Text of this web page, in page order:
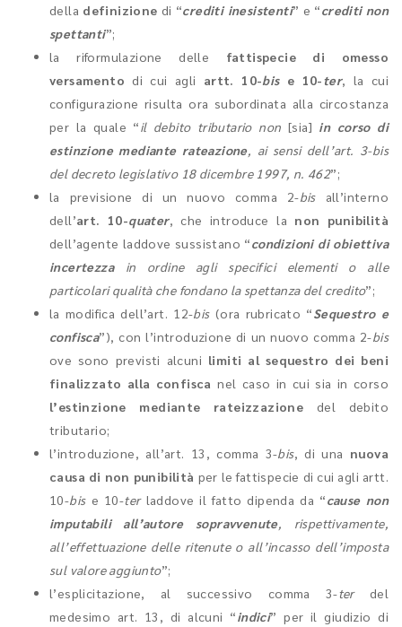
della definizione di “crediti inesistenti” e “crediti non
spettanti”;
la riformulazione delle fattispecie di omesso
versamento di cui agli artt. 10-bise 10-ter, la cui
configurazione risulta ora subordinata alla circostanza
per la quale “il debito tributario non [sia] in corso di
estinzione mediante rateazione, ai sensi dell’art. 3-bis
del decreto legislativo 18 dicembre 1997, n. 462”;
la previsione di un nuovo comma 2-bisall’interno
dell’art. 10-quater, che introduce la non punibilità
dell’agente laddove sussistano “condizioni di obiettiva
incertezzain ordine agli specifici elementi o alle
particolari qualità che fondano la spettanza del credito”;
la modifica dell’art. 12-bis(ora rubricato “Sequestro e
confisca”), con l’introduzione di un nuovo comma 2-bis
ove sono previsti alcuni limiti al sequestro dei beni
finalizzato alla confisca nel caso in cui sia in corso
l’estinzione mediante rateizzazione del debito
tributario;
l’introduzione, all’art. 13, comma 3-bis, di una nuova
causa di non punibilità per le fattispecie di cui agli artt.
10-bise 10-terladdove il fatto dipenda da “cause non
imputabili all’autore sopravvenute, rispettivamente,
all’effettuazione delle ritenute o all’incasso dell’imposta
sul valore aggiunto”;
l’esplicitazione, al successivo comma 3-terdel
medesimo art. 13, di alcuni “indici” per il giudizio di